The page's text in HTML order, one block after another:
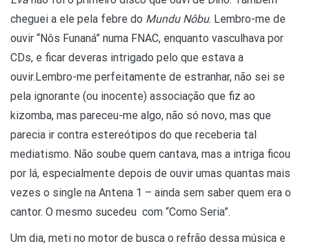
cheguei a ele pela febre do Mundu Nôbu. Lembro-me de
ouvir “Nôs Funaná” numa FNAC, enquanto vasculhava por
CDs, e ficar deveras intrigado pelo que estava a
ouvir.Lembro-me perfeitamente de estranhar, não sei se
pela ignorante (ou inocente) associação que fiz ao
kizomba, mas pareceu-me algo, não só novo, mas que
parecia ir contra estereótipos do que receberia tal
mediatismo. Não soube quem cantava, mas a intriga ficou
por lá, especialmente depois de ouvir umas quantas mais
vezes o single na Antena 1 – ainda sem saber quem era o
cantor. O mesmo sucedeu com “Como Seria”.
Um dia, meti no motor de busca o refrão dessa música e